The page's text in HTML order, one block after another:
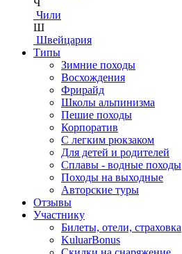
Ч
Чили
Ш
Швейцария
Типы
Зимние походы
Восхождения
Фрирайд
Школы альпинизма
Пешие походы
Корпоратив
С легким рюкзаком
Для детей и родителей
Сплавы - водные походы
Походы на выходные
Авторские туры
Отзывы
Участнику
Билеты, отели, страховка
KuluarBonus